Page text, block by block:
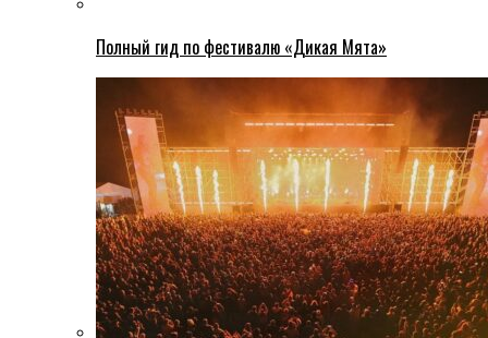
Полный гид по фестивалю «Дикая Мята»